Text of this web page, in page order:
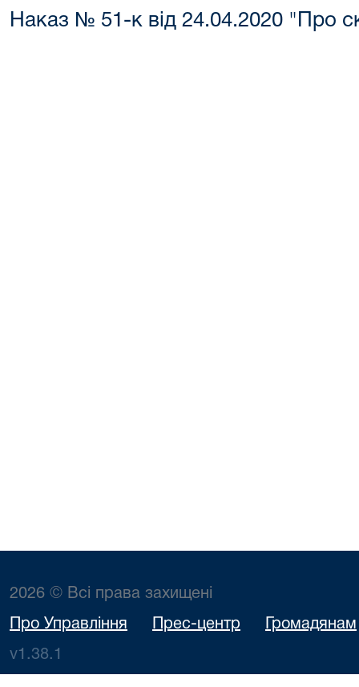
Наказ № 51-к від 24.04.2020 "Про
2026 © Всі права захищені
Про Управління Прес-центр Громадянам
v1.38.1